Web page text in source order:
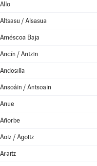
Allo
Altsasu / Alsasua
Améscoa Baja
Ancín / Antzin
Andosilla
Ansoáin / Antsoain
Anue
Añorbe
Aoiz / Agoitz
Araitz